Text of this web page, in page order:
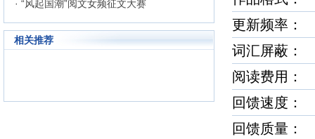
· “风起国潮”阅文女频征文大赛
相关推荐
更新频率：
词汇屏蔽
阅读费用：
回馈速度
回馈质量